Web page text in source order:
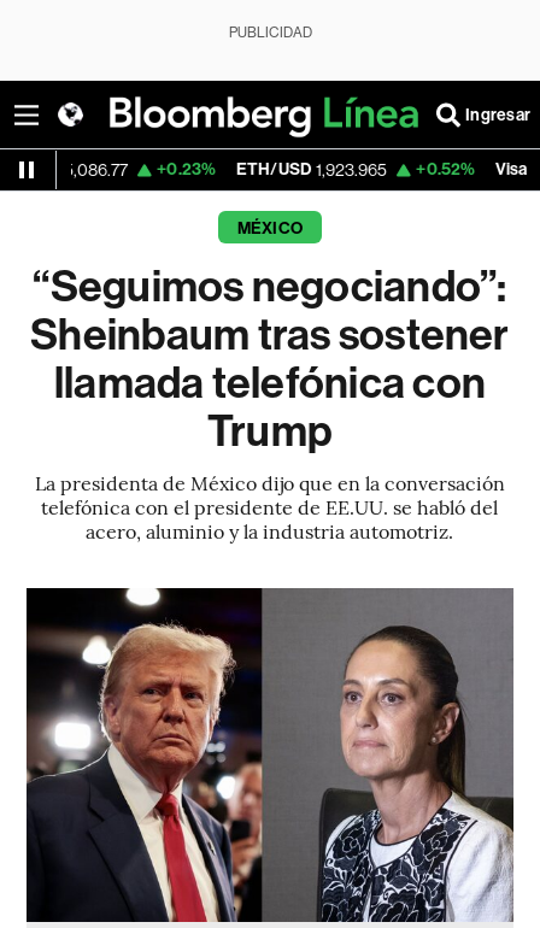
PUBLICIDAD
Ingresar
+0.23% ETH/USD 1,923.965 +0.52% Visa 362.50
MÉXICO
“Seguimos negociando”:
Sheinbaum tras sostener
llamada telefónica con
Trump
La presidenta de México dijo que en la conversación
telefónica con el presidente de EE.UU. se habló del
acero, aluminio y la industria automotriz.